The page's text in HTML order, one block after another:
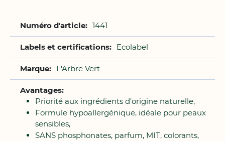
d'infos
1441
Ecolabel
L'Arbre Vert
Priorité aux ingrédients d’origine naturelle,
Formule hypoallergénique, idéale pour peaux
sensibles,
SANS phosphonates, parfum, MIT, colorants,